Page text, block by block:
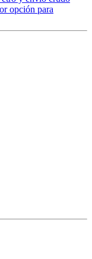
opción para